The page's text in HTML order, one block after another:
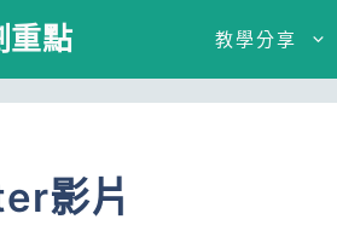
點 教學分享
影片